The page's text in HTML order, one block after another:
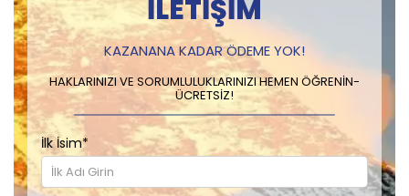
İLETIŞIM
KAZANANA KADAR ÖDEME YOK!
HAKLARINIZI VE SORUMLULUKLARINIZI HEMEN ÖĞRENIN-
ÜCRETSIZ!
İlk İsim*